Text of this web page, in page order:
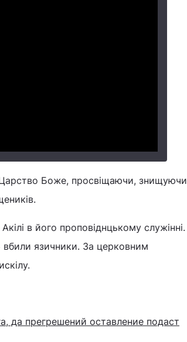
Боже, просвіщаючи, знищуючи
в його проповіднцькому служінні.
вбили язичники. За церковним
да прегрешений оставление подаст